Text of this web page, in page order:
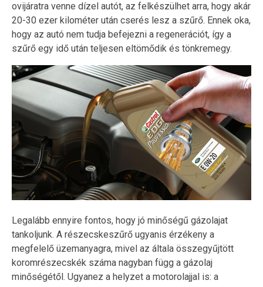
ovijáratra venne dízel autót, az felkészülhet arra, hogy akár
20-30 ezer kilométer után cserés lesz a szűrő. Ennek oka,
hogy az autó nem tudja befejezni a regenerációt, így a
szűrő egy idő után teljesen eltömődik és tönkremegy.
Legalább ennyire fontos, hogy jó minőségű gázolajat
tankoljunk. A részecskeszűrő ugyanis érzékeny a
megfelelő üzemanyagra, mivel az általa összegyűjtött
koromrészecskék száma nagyban függ a gázolaj
minőségétől. Ugyanez a helyzet a motorolajjal is: a